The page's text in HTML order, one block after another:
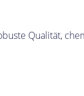
Qualität,